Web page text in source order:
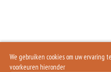
We gebruiken cookies om uw ervaring
voorkeuren hieronder